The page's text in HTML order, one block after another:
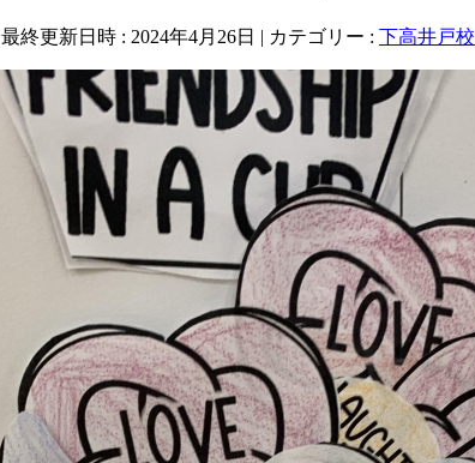
最終更新日時 : 2024年4月26日 カテゴリー : 下高井戸校